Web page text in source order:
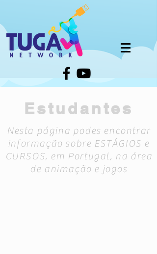
Estudantes
Nesta página podes encontrar
informação sobre ESTÁGIOS e
CURSOS, em Portugal, na área
de animação e jogos